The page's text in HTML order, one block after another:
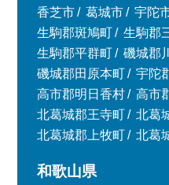
香芝市
葛城市 宇陀
生駒郡斑鳩町
生駒郡
生駒郡平群町
磯城郡
磯城郡田原本町
宇陀
高市郡明日香村
高市
北葛城郡王寺町
北葛
北葛城郡上牧町
北葛
和歌山県